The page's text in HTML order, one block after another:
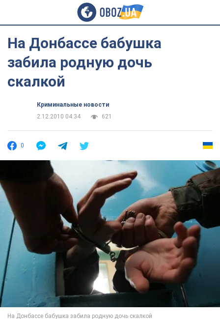
На Донбассе бабушка
забила родную дочь
скалкой
Криминальные новости
2.12.2010 04:34
621
0